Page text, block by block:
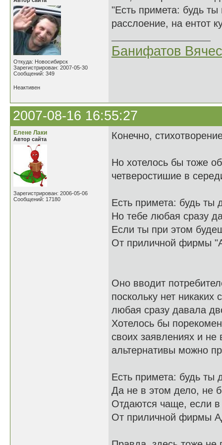
Откуда: Новосибирск
Зарегистрирован: 2007-05-30
Сообщений: 349
"Есть примета: будь
расслоение, на ентот
Банифатов
Неактивен
2007-08-16 16:55:27
Елене Лаки
Автор сайта
Зарегистрирован: 2006-05-06
Сообщений: 17180
Конечно,
Но хотелось бы тоже
четверостишие в
Есть примета: будь ты
Но тебе любая сразу
Если ты при этом
От приличной фирмы
Оно вводит
поскольку нет
любая сразу давала
Хотелось бы
своих заявлениях и
альтернативы можно
Есть примета: будь ты
Да не в этом дело, не
Отдаются чаще, если
От приличной фирмы